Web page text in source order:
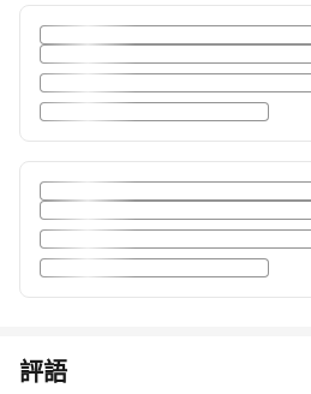
評語